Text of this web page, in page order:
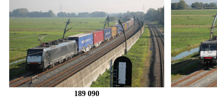
189 090